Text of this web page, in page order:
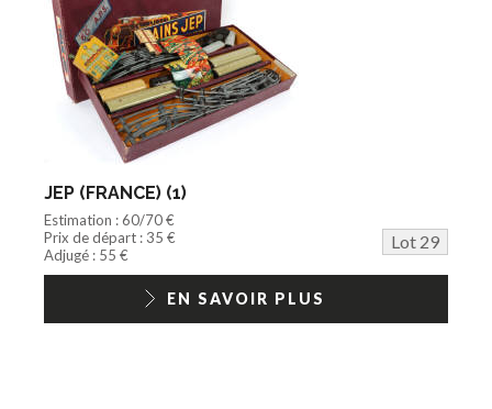
JEP (FRANCE) (1)
Estimation : 60/70 €
Prix de départ : 35 €
Lot 29
Adjugé : 55 €
EN SAVOIR PLUS